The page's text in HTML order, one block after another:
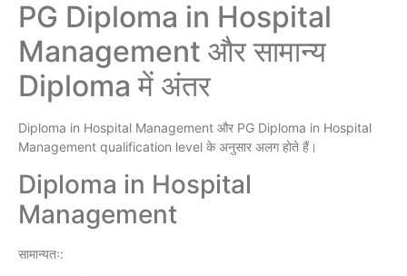
PG Diploma in Hospital
Management और सामान्य
Diploma में अंतर
Diploma in Hospital Management और PG Diploma in Hospital
Management qualification level के अनुसार अलग होते हैं।
Diploma in Hospital
Management
सामान्यतः: